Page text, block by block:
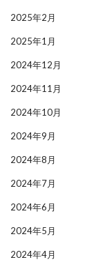
2025年2月
2025年1月
2024年12月
2024年11月
2024年10月
2024年9月
2024年8月
2024年7月
2024年6月
2024年5月
2024年4月